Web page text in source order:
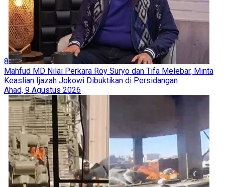
8
Mahfud MD Nilai Perkara Roy Suryo dan Tifa Melebar, Minta
Keaslian Ijazah Jokowi Dibuktikan di Persidangan
Ahad, 9 Agustus 2026